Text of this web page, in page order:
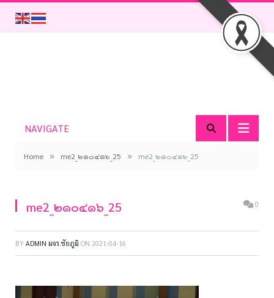
NAVIGATE
Home » me2_๒๑๐๔๑๖_25 » me2_๒๑๐๔๑๖_25
me2_๒๑๐๔๑๖_25 0
BY ADMIN มจร.ชัยภูมิ ON 2021-04-16